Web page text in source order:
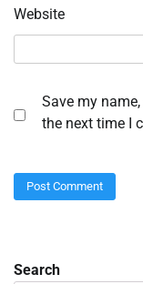
Website
Save my
the next time I
Search